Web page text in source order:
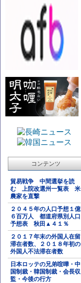
コンテンツ
貿易戦争 中間選挙を読
む 上院改選州一覧表 米
農家を直撃
２０４５年の人口予想１億
６百万人 都道府県別人口
予想表 秋田▲４１％
２０１７年末の外国人在留
滞在者数、２０１８年初の
外国人不法滞在者数
日本ロッテの兄弟喧嘩・中
国制裁・韓国制裁・会長収
監・今後の行方